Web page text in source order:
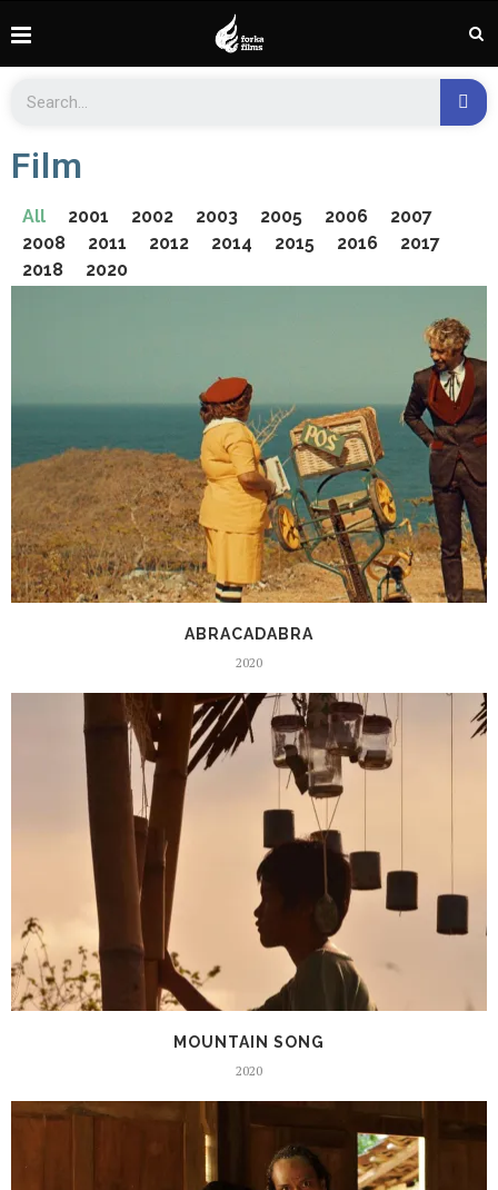
Film
All 2001 2002 2003 2005 2006
2007
2008
2011 2012 2014 2015 2016
2017
2018
2020
ABRACADABRA
2020
MOUNTAIN SONG
2020